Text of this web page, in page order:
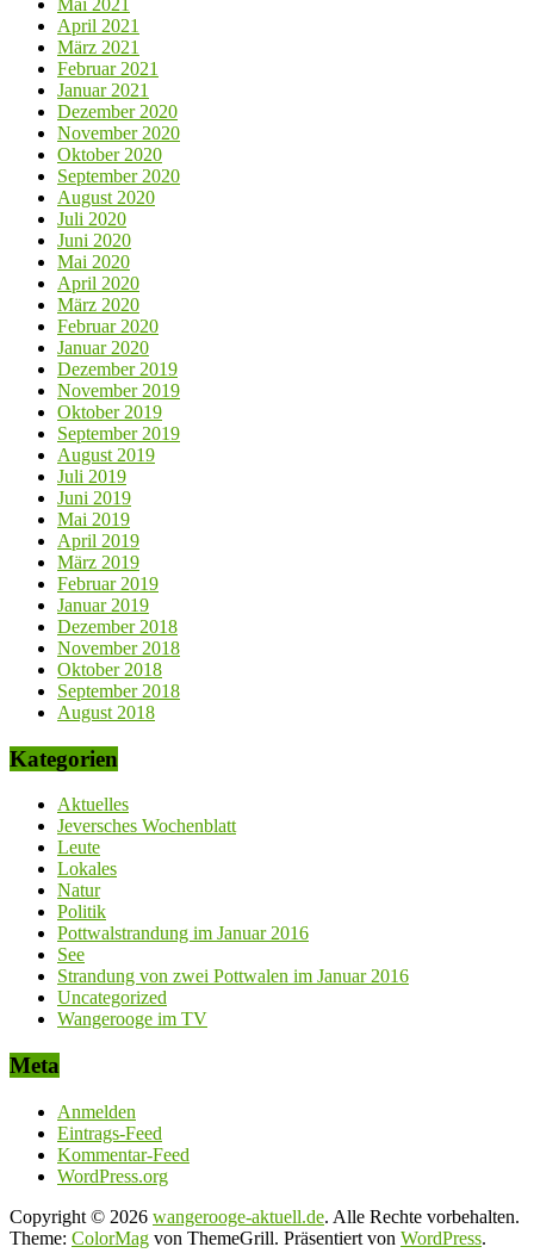
April 2021
März 2021
Februar 2021
Januar 2021
Dezember 2020
November 2020
Oktober 2020
September 2020
August 2020
Juli 2020
Juni 2020
Mai 2020
April 2020
März 2020
Februar 2020
Januar 2020
Dezember 2019
November 2019
Oktober 2019
September 2019
August 2019
Juli 2019
Juni 2019
Mai 2019
April 2019
März 2019
Februar 2019
Januar 2019
Dezember 2018
November 2018
Oktober 2018
September 2018
August 2018
Kategorien
Aktuelles
Jeversches Wochenblatt
Leute
Lokales
Natur
Politik
Pottwalstrandung im Januar 2016
See
Strandung von zwei Pottwalen im Januar 2016
Uncategorized
Wangerooge im TV
Meta
Anmelden
Eintrags-Feed
Kommentar-Feed
WordPress.org
Copyright © 2026 wangerooge-aktuell.de. Alle Rechte vorbehalten.
Theme: ColorMag von ThemeGrill. Präsentiert von WordPress.